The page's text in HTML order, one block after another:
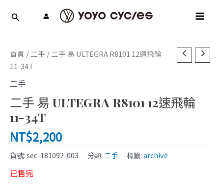
首頁 / 二手 / 二手 易 ULTEGRA R8101 12速飛輪
11-34T
二手
二手 易 ULTEGRA R8101 12速飛輪
11-34T
NT$2,200
貨號:sec-181092-003 分類: 二手 標籤:archive
已售完